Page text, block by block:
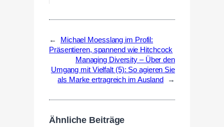
←
Michael Moesslang im Profil:
Präsentieren, spannend wie Hitchcock
Managing Diversity – Über den
Umgang mit Vielfalt (5): So agieren Sie
als Marke ertragreich im Ausland
→
Ähnliche Beiträge